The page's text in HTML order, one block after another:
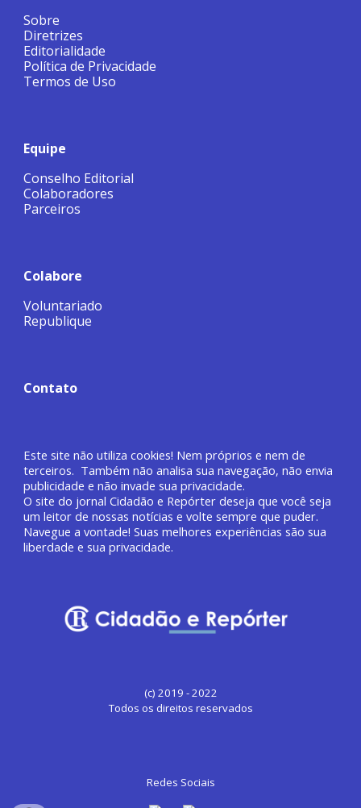
Sobre
Diretrizes
Editorialidade
Política de Privacidade
Termos de Uso
Equipe
Conselho Editorial
Colaboradores
Parceiros
Colabore
Voluntariado
Republique
Contato
Este site não utiliza cookies! Nem próprios e nem de
terceiros. Também não analisa sua navegação, não envia
publicidade e não invade sua privacidade.
O site do jornalCidadão e Repórter deseja que você seja
um leitor de nossas notícias e volte sempre que puder.
Navegue a vontade! Suas melhores experiências são sua
liberdade e sua privacidade.
(c) 2019 - 2022
Todos os direitos reservados
Redes Sociais